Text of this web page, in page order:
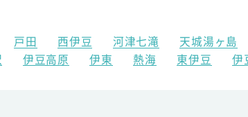
戸田 西伊豆 河津七滝 天城湯ヶ島
伊豆高原 伊東 熱海 東伊豆 伊